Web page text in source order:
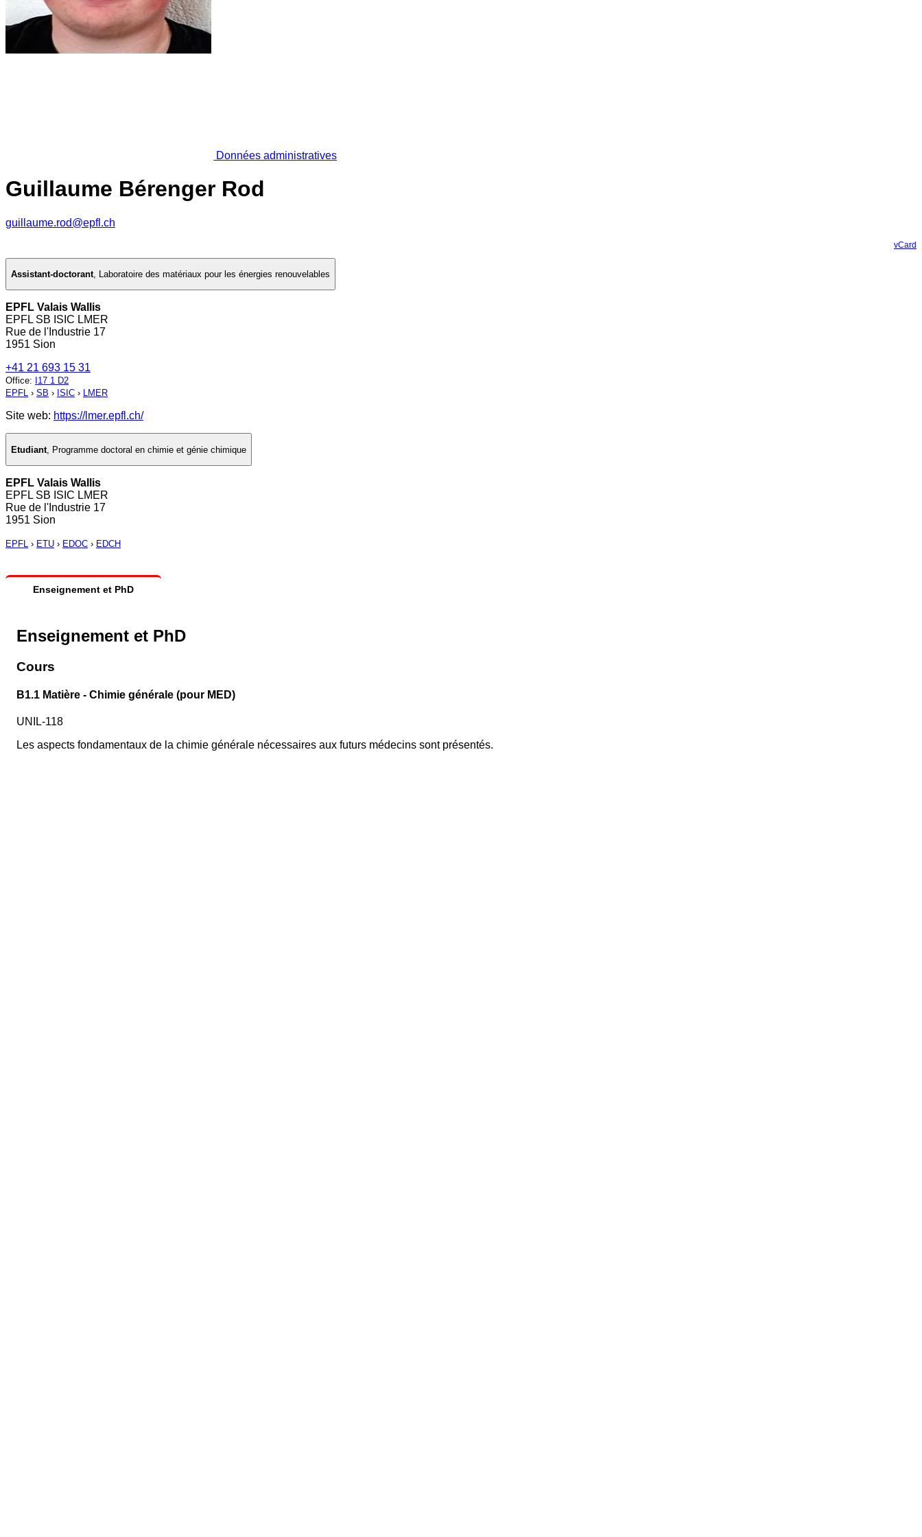
Données administratives
Guillaume Bérenger Rod
guillaume.rod@epfl.ch
vCard
Assistant-doctorant, Laboratoire des matériaux pour les énergies renouvelables
EPFL Valais Wallis
EPFL SB ISIC LMER
Rue de l'Industrie 17
1951 Sion
+41 21 693 15 31
Office:
I17 1 D2
EPFL › SB › ISIC › LMER
Site web: https://lmer.epfl.ch/
Etudiant Programme doctoral en chimie et génie chimique
EPFL Valais Wallis
EPFL SB ISIC LMER
Rue de l'Industrie 17
1951 Sion
EPFL › ETU › EDOC › EDCH
Enseignement et PhD
Enseignement et PhD
Cours
B1.1 Matière - Chimie générale (pour MED)
UNIL-118
Les aspects fondamentaux de la chimie générale nécessaires aux futurs médecins sont présentés.